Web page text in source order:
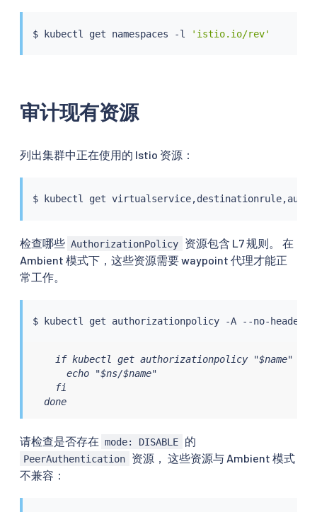
$ kubectl get namespaces -l 'istio.io/rev'
审计现有资源
列出集群中正在使用的 Istio 资源：
$ kubectl
检查哪些 AuthorizationPolicy
资源包含 L7 规则。 在
Ambient 模式下，这些资源需要 waypoint 代理才能正
常工作。
$ kubectl get authorizationpolicy -A --no-headers
if kubectl get authorizationpolicy "$name" -
      echo "$ns/$name"
    fi
  done
请检查是否存在 mode: DISABLE 的
PeerAuthentication
资源， 这些资源与 Ambient 模式
不兼容：